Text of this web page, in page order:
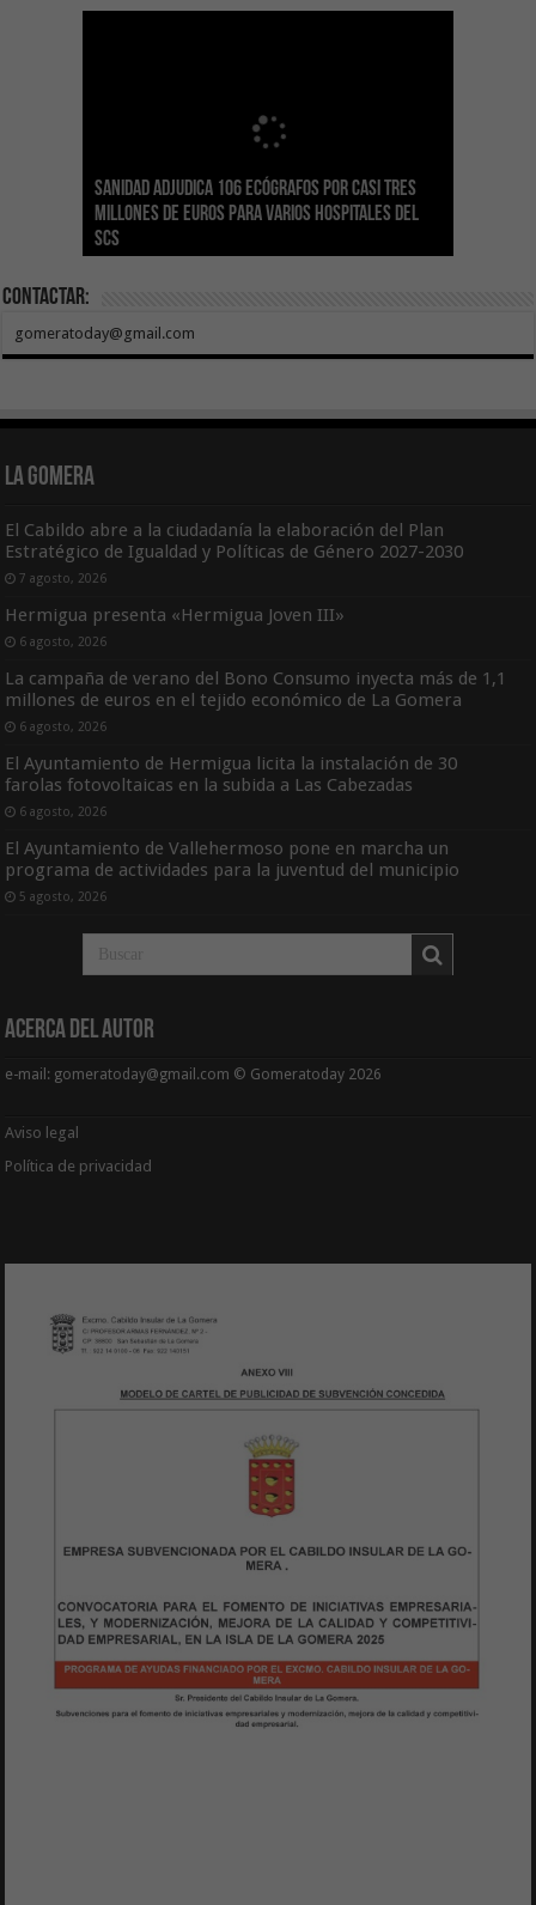
Sanidad adjudica 106 ecógrafos por casi tres
millones de euros para varios hospitales del
SCS
Gesplan logra la máxima puntuación en el
Índice de Transparencia de Canarias por cuarto
año consecutivo
El Gobierno canario concede ayudas del
POSEICAN-Pesca al sector por valor de 7,09 M€
tras aumentar las cuantías
Transición Ecológica coordina con Ashotel su
adhesión a la Red de Refugios Climáticos de
Canarias
Visocan incorpora 170 pisos a su parque de
vivienda protegida en régimen de alquiler
asequible de Tenerife
Sanidad refuerza la capacidad diagnóstica de
los centros de salud con el impulso de la
ecografía clínica
Contactar:
gomeratoday@gmail.com
La Gomera
El Cabildo abre a la ciudadanía la elaboración del Plan
Estratégico de Igualdad y Políticas de Género 2027-2030
7 agosto, 2026
Hermigua presenta «Hermigua Joven III»
6 agosto, 2026
La campaña de verano del Bono Consumo inyecta más de 1,1
millones de euros en el tejido económico de La Gomera
6 agosto, 2026
El Ayuntamiento de Hermigua licita la instalación de 30
farolas fotovoltaicas en la subida a Las Cabezadas
6 agosto, 2026
El Ayuntamiento de Vallehermoso pone en marcha un
programa de actividades para la juventud del municipio
5 agosto, 2026
Acerca del Autor
e-mail: gomeratoday@gmail.com © Gomeratoday 2026
Aviso legal
Política de privacidad